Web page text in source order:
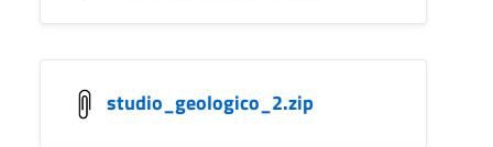
studio_geologico_2.zip